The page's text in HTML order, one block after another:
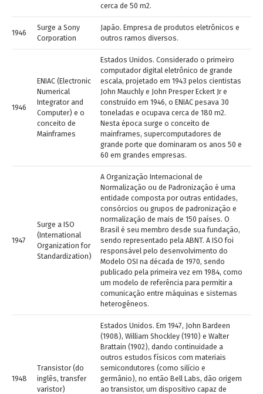
cerca de 50 m2.
1946
Surge a Sony
Corporation
Japão. Empresa de produtos eletrônicos e
outros ramos diversos.
1946
ENIAC (Electronic
Numerical
Integrator and
Computer) e o
conceito de
Mainframes
Estados Unidos. Considerado o primeiro
computador digital eletrônico de grande
escala, projetado em 1943 pelos cientistas
John Mauchly e John Presper Eckert Jr e
construído em 1946, o ENIAC pesava 30
toneladas e ocupava cerca de 180 m2.
Nesta época surge o conceito de
mainframes, supercomputadores de
grande porte que dominaram os anos 50 e
60 em grandes empresas.
1947
Surge a ISO
(International
Organization for
Standardization)
A Organização Internacional de
Normalização ou de Padronização é uma
entidade composta por outras entidades,
consórcios ou grupos de padronização e
normalização de mais de 150 países. O
Brasil é seu membro desde sua fundação,
sendo representado pela ABNT. A ISO foi
responsável pelo desenvolvimento do
Modelo OSI na década de 1970, sendo
publicado pela primeira vez em 1984, como
um modelo de referência para permitir a
comunicação entre máquinas e sistemas
heterogêneos.
1948
Transistor (do
inglês, transfer
varistor)
Estados Unidos. Em 1947, John Bardeen
(1908), William Shockley (1910) e Walter
Brattain (1902), dando continuidade a
outros estudos físicos com materiais
semicondutores (como silício e
germânio), no então Bell Labs, dão origem
ao transistor, um dispositivo capaz de